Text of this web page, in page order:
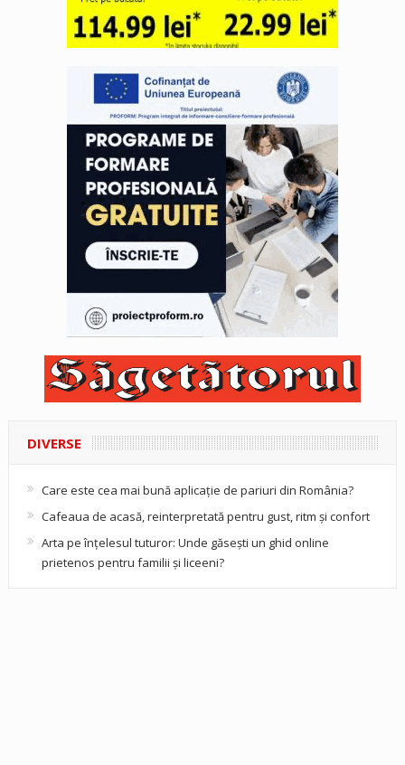
DIVERSE
Care este cea mai bună aplicație de pariuri din România?
Cafeaua de acasă, reinterpretată pentru gust, ritm și confort
Arta pe înțelesul tuturor: Unde găsești un ghid online
prietenos pentru familii și liceeni?